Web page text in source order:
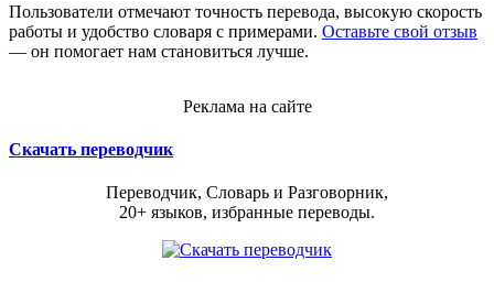
Пользователи отмечают точность перевода, высокую скорость
работы и удобство словаря с примерами. Оставьте свой отзыв
— он помогает нам становиться лучше.
Реклама на сайте
Скачать переводчик
Переводчик, Словарь и Разговорник,
20+ языков, избранные переводы.